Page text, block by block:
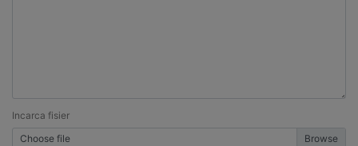
Incarca fisier
Choose file